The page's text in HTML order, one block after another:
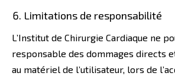
Limitations de responsabilité
L’Institut de Chirurgie Cardiaque ne
responsable des dommages directs
au matériel de l’utilisateur, lors de